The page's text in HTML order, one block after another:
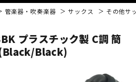
管楽器・吹奏楽器 サックス その他サ
プラスチック製 C調 簡
Black)